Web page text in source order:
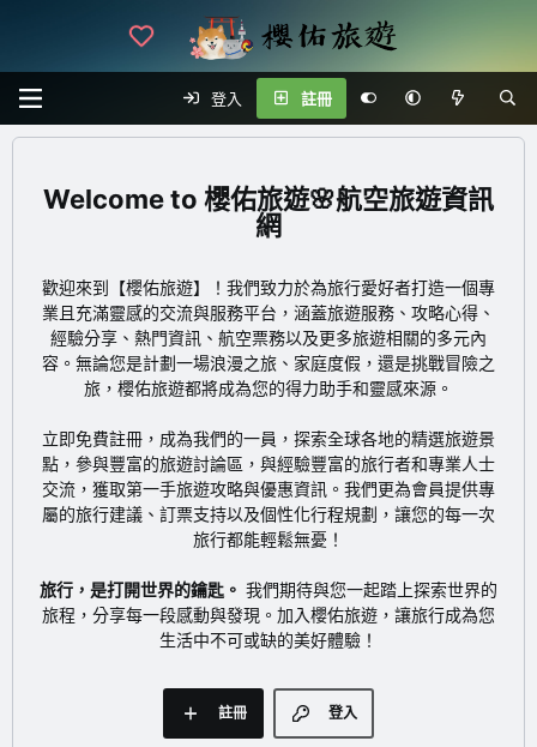
登入 註冊
櫻佑旅遊🌸航空旅遊資訊
網
歡迎來到【櫻佑旅遊】！我們致力於為旅行愛好者打造一個專
業且充滿靈感的交流與服務平台，涵蓋旅遊服務、攻略心得、
經驗分享、熱門資訊、航空票務以及更多旅遊相關的多元內
容。無論您是計劃一場浪漫之旅、家庭度假，還是挑戰冒險之
旅，櫻佑旅遊都將成為您的得力助手和靈感來源。
立即免費註冊 ，成為我們的一員，探索全球各地的精選旅遊景
點，參與豐富的旅遊討論區，與經驗豐富的旅行者和專業人士
交流，獲取第一手旅遊攻略與優惠資訊。我們更為會員提供專
屬的旅行建議、訂票支持以及個性化行程規劃，讓您的每一次
旅行都能輕鬆無憂！
旅行，是打開世界的鑰匙。 我們期待與您一起踏上探索世界的
旅程，分享每一段感動與發現。加入櫻佑旅遊，讓旅行成為您
生活中不可或缺的美好體驗！
登入
註冊